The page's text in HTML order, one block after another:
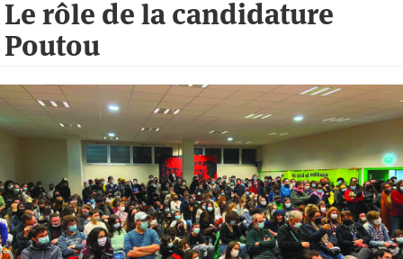
Le rôle de la candidature
Poutou